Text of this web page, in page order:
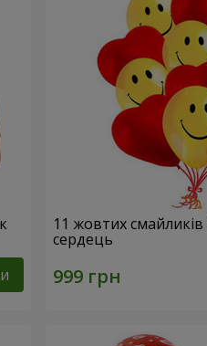
11 жовтих смайликів
сердець